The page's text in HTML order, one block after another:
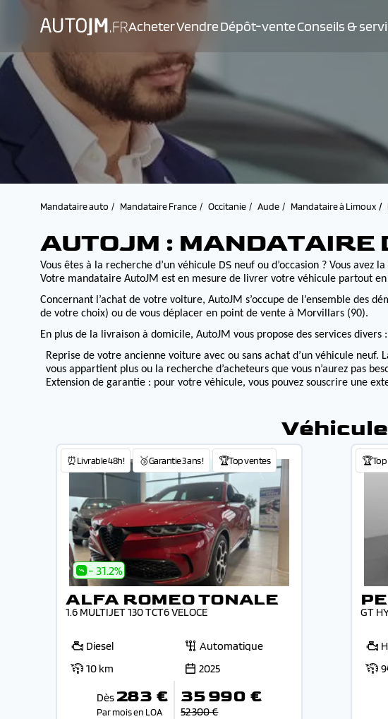
AcheterVendreDépôt-venteConseils &
Mandataire auto Mandataire France Occitanie Aude Mandataire à Limoux
AUTOJM : MANDATAIRE
Vous êtes à la recherche d’un véhicule DS neuf ou d’occasion ? Vous avez
Votre mandataire AutoJM est en mesure de livrer votre véhicule partout
Concernant l’achat de votre voiture, AutoJM s’occupe de l’ensemble des
de votre choix) ou de vous déplacer en point de vente à Morvillars (90).
En plus de la livraison à domicile, AutoJM vous propose des services divers :
Reprise de votre ancienne voiture avec ou sans achat d’un véhicule
vous appartient plus ou la recherche d’acheteurs que vous n’aurez pas
Extension de garantie : pour votre véhicule, vous pouvez souscrire une
⏰Livrable 48h! 🥉Garantie 3 ans ! 🏆Top ventes
- 31.2%
ALFA ROMEO TONALE
1.6 MULTIJET 130 TCT6 VELOCE
Diesel
Automatique
10 km
2025
Dès 283 €
Par mois en LOA
35 990 €
52 300 €
GT